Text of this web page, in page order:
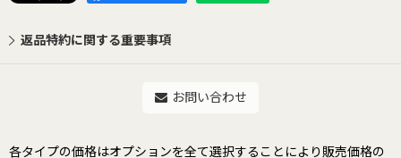
返品特約に関する重要事項
お問い合わせ
各タイプの価格はオプションを全て選択することにより販売価格の